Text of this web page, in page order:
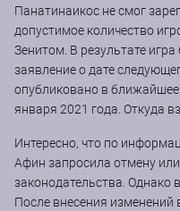
Панатинаикос не смог
допустимое количество
Зенитом. В результате
заявление о дате
опубликовано в ближайшее
января 2021 года. Откуда
Интересно, что по
Афин запросила отмену
законодательства. Однако
После внесения